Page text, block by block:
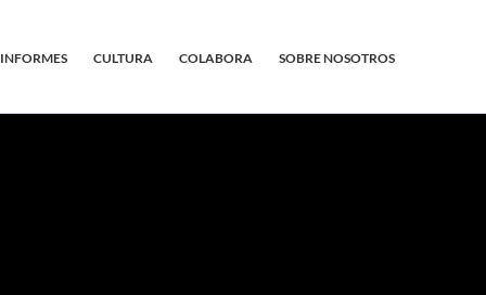
INFORMES CULTURA COLABORA SOBRE NOSOTROS